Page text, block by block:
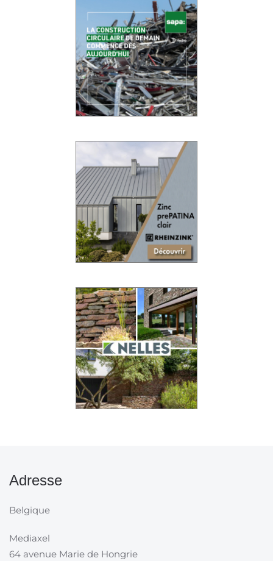
Adresse
Belgique
Mediaxel
64 avenue Marie de Hongrie